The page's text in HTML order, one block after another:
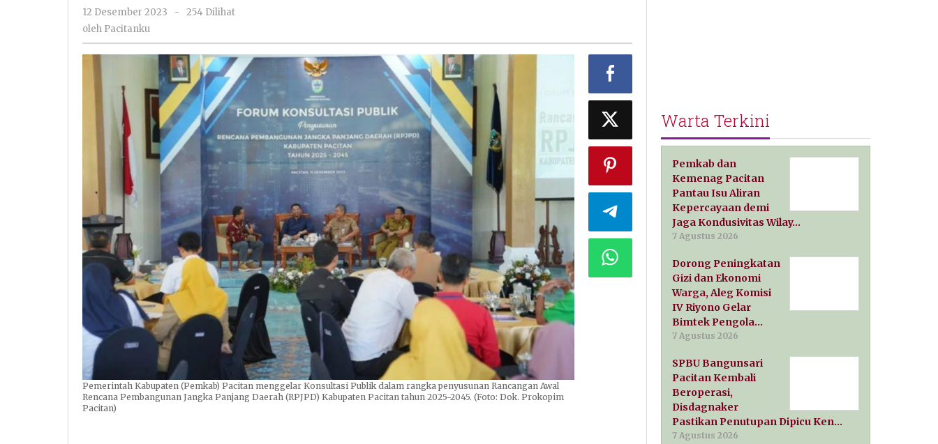
12 Desember 2023
oleh
-
254 Dilihat
oleh Pacitanku
Pemerintah Kabupaten (Pemkab) Pacitan menggelar Konsultasi Publik dalam rangka penyusunan Rancangan Awal
Rencana Pembangunan Jangka Panjang Daerah (RPJPD) Kabupaten Pacitan tahun 2025-2045. (Foto: Dok. Prokopim
Pacitan)
Warta Terkini
Pemkab dan
Kemenag Pacitan
Pantau Isu Aliran
Kepercayaan demi
Jaga Kondusivitas Wilay…
7 Agustus 2026
Dorong Peningkatan
Gizi dan Ekonomi
Warga, Aleg Komisi
IV Riyono Gelar
Bimtek Pengola…
7 Agustus 2026
SPBU Bangunsari
Pacitan Kembali
Beroperasi,
Disdagnaker
Pastikan Penutupan Dipicu Ken…
7 Agustus 2026